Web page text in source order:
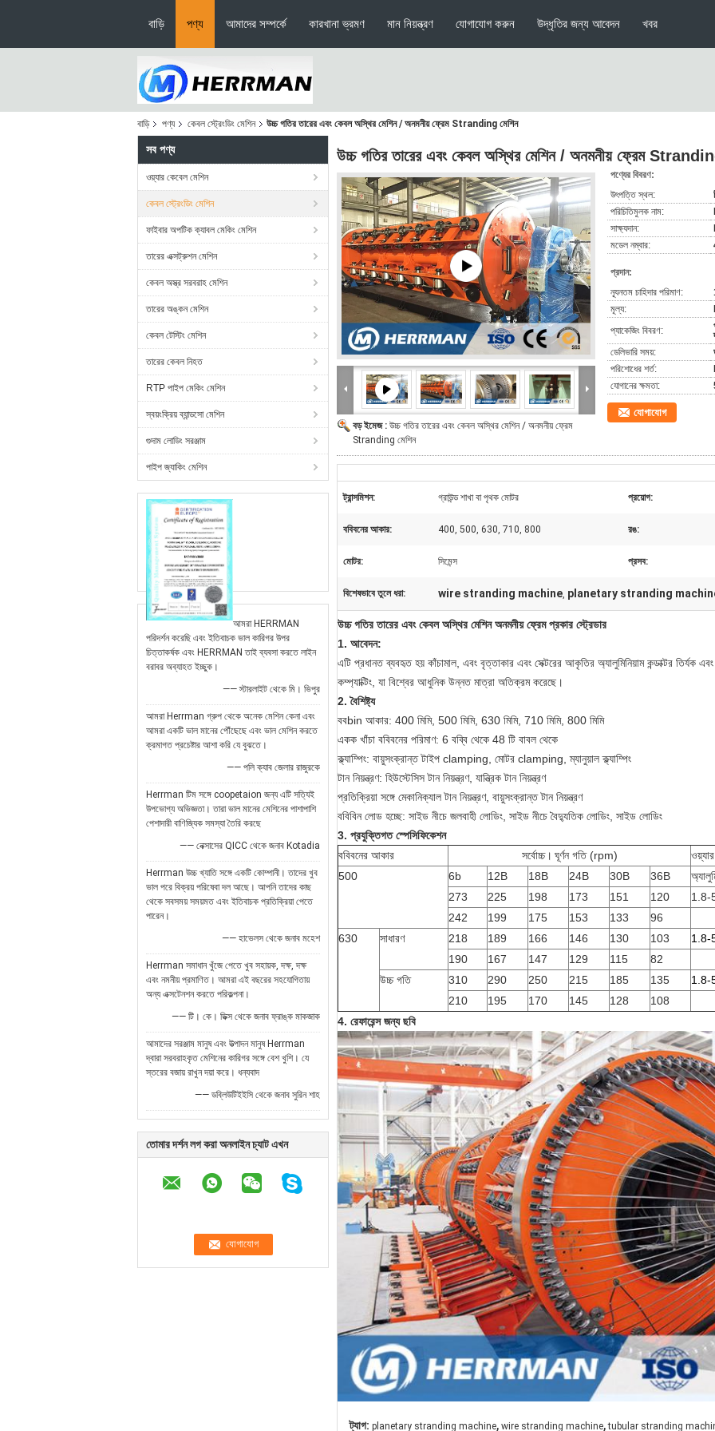
বাড়ি পণ্য আমাদের সম্পর্কে কারখানা ভ্রমণ মান নিয়ন্ত্রণ যোগাযোগ করুন উদ্ধৃতির জন্য আবেদন খবর
বাড়ি পণ্য কেবল স্ট্রেংডিং মেশিন উচ্চ গতির তারের এবং কেবল অস্থির মেশিন / অনমনীয় ফ্রেম Stranding মেশিন
সব পণ্য
ওয়্যার কেবেল মেশিন
কেবল স্ট্রেংডিং মেশিন
ফাইবার অপটিক ক্যাবল মেকিং মেশিন
তারের এক্সট্রুশন মেশিন
কেবল অস্ত্র সরবরাহ মেশিন
তারের অঙ্কন মেশিন
কেবল টেস্টিং মেশিন
তারের কেবল নিহত
RTP পাইপ মেকিং মেশিন
স্বয়ংক্রিয় ব্যান্ডসো মেশিন
গুদাম লোডিং সরঞ্জাম
পাইপ জ্যাকিং মেশিন
আমরা HERRMAN
পরিদর্শন করেছি এবং ইতিবাচক ভাল কারিগর উপর
চিত্তাকর্ষক এবং HERRMAN তাই ব্যবসা করতে লাইন
বরাবর অব্যাহত ইচ্ছুক।
—— স্টারলাইট থেকে মি। ভিপুর
আমরা Herrman গ্রুপ থেকে অনেক মেশিন কেনা এবং
আমরা একটি ভাল মানের পৌঁছেছে এবং ভাল মেশিন করতে
ক্রমাগত প্রচেষ্টার আশা করি যে বুঝতে।
—— পলি ক্যাব জেলার রাজুরকে
Herrman টিম সঙ্গে coopetaion জন্য এটি সত্যিই
উপভোগ্য অভিজ্ঞতা। তারা ভাল মানের মেশিনের পাশাপাশি
পেশাদারী বাণিজ্যিক সমস্যা তৈরি করছে
—— নেক্সাসের QICC থেকে জনাব Kotadia
Herrman উচ্চ খ্যাতি সঙ্গে একটি কোম্পানী। তাদের খুব
ভাল পরে বিক্রয় পরিষেবা দল আছে। আপনি তাদের কাছ
থেকে সবসময় সময়মত এবং ইতিবাচক প্রতিক্রিয়া পেতে
পারেন।
—— হাভেলস থেকে জনাব মহেশ
Herrman সমাধান খুঁজে পেতে খুব সহায়ক, দক্ষ, দক্ষ
এবং নমনীয় প্রমাণিত। আমরা এই বছরের সহযোগিতায়
অন্য এক্সটেনশন করতে পরিকল্পনা।
—— টি। কে। ডিক্স থেকে জনাব ফ্রাঙ্ক মাকজাক
আমাদের সরঞ্জাম মানুষ এবং উত্পাদন মানুষ Herrman
দ্বারা সরবরাহকৃত মেশিনের কারিগর সঙ্গে বেশ খুশি। যে
স্তরের বজায় রাখুন দয়া করে। ধন্যবাদ
—— ডব্লিউটিইইসি থেকে জনাব সুরিন শাহ
তোমার দর্শন লগ করা অনলাইন চ্যাট এখন
উচ্চ গতির তারের এবং কেবল অস্থির মেশিন / অনমনীয় ফ্রেম
বড় ইমেজ : উচ্চ গতির তারের এবং কেবল অস্থির মেশিন / অনমনীয় ফ্রেম
Stranding মেশিন
পণ্যের বিবরণ:
উৎপত্তি স্থল:
পরিচিতিমুলক নাম:
সাক্ষ্যদান:
মডেল নম্বার:
প্রদান:
ন্যূনতম চাহিদার পরিমাণ:
মূল্য:
প্যাকেজিং বিবরণ:
ডেলিভারি সময়:
পরিশোধের শর্ত:
যোগানের ক্ষমতা:
যোগাযোগ
ট্রান্সমিশন: গ্রাউন্ড শাখা বা পৃথক মোটর প্রয়োগ:
ববিবনের আকার: 400, 500, 630, 710, 800 রঙ:
মোটর: সিমেন্স প্রসব:
বিশেষভাবে তুলে ধরা: wire stranding machine, planetary stranding
উচ্চ গতির তারের এবং কেবল অস্থির মেশিন অনমনীয় ফ্রেম প্রকার স্ট্রেডার
1. আবেদন:
এটি প্রধানত ব্যবহৃত হয় কাঁচামাল, এবং বৃত্তাকার এবং সেক্টরের আকৃতির অ্যালুমিনিয়াম কন্ডাক্টর তির্যক
কম্প্যাক্টিং, যা বিশ্বের আধুনিক উন্নত মাত্রা অতিক্রম করেছে।
2. বৈশিষ্ট্য
ববbin আকার: 400 মিমি, 500 মিমি, 630 মিমি, 710 মিমি, 800 মিমি
একক খাঁচা ববিবনের পরিমাণ: 6 বব্বি থেকে 48 টি বাবল থেকে
ক্ল্যাম্পিং: বায়ুসংক্রান্ত টাইপ clamping, মোটর clamping, ম্যানুয়াল ক্ল্যাম্পিং
টান নিয়ন্ত্রণ: হিউস্টেসিস টান নিয়ন্ত্রণ, যান্ত্রিক টান নিয়ন্ত্রণ
প্রতিক্রিয়া সঙ্গে মেকানিক্যাল টান নিয়ন্ত্রণ, বায়ুসংক্রান্ত টান নিয়ন্ত্রণ
ববিবিন লোড হচ্ছে: সাইড নীচে জলবাহী লোডিং, সাইড নীচে বৈদ্যুতিক লোডিং, সাইড লোডিং
3. প্রযুক্তিগত স্পেসিফিকেশন
ববিবনের আকার
সর্বোচ্চ। ঘূর্ণন গতি (rpm)
500
6b 12B 18B 24B 30B 36B
273
225 198 173 151 120
1.8-
242
199 175 153 133
96
630
সাধারণ 218 189 166 146 130 103
1.8-
190
167 147 129 115
82
উচ্চ গতি
310 290 250 215 185 135
1.8-
210
195 170 145 128
108
4. রেফারেন্স জন্য ছবি
ট্যাগ: planetary stranding machine, wire stranding machine, tubular stranding